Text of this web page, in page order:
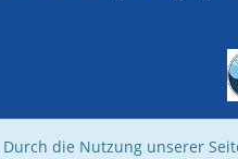
Durch die Nutzung unserer